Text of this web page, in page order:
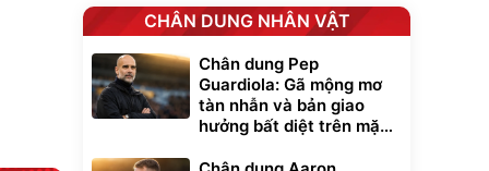
Lót ghế ôtô, nâng
lưng chống nóng
trong di chuyển
295.000đ
Đã bán nhiều
CHÂN DUNG NHÂN VẬT
Chân dung Pep
Guardiola: Gã mộng mơ
tàn nhẫn và bản giao
hưởng bất diệt trên mặt